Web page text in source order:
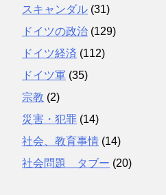
スキャンダル (31)
ドイツの政治 (129)
ドイツ経済 (112)
ドイツ軍 (35)
宗教 (2)
災害・犯罪 (14)
社会、教育事情 (14)
社会問題 タブー (20)